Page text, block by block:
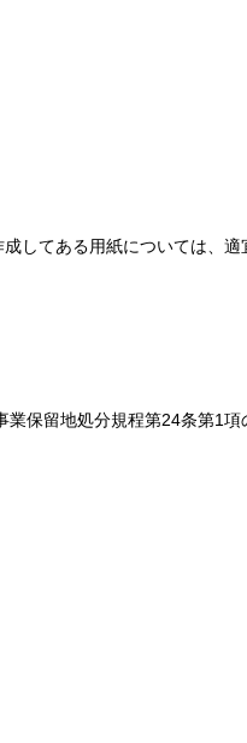
してある用紙については、
保留地処分規程第24条第1項